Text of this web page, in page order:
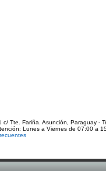
c/ Tte. Fariña. Asunción, Paraguay -
Lunes a Viernes de 07:00 a